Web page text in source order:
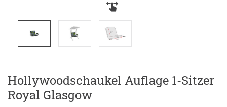
Hollywoodschaukel Auflage 1-Sitzer
Royal Glasgow